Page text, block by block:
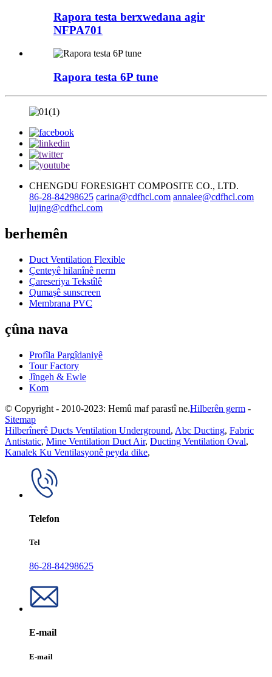
Rapora testa berxwedana agir
NFPA701
Rapora testa 6P tune
CHENGDU FORESIGHT COMPOSITE CO., LTD.
86-28-84298625 carina@cdfhcl.com annalee@cdfhcl.com
lujing@cdfhcl.com
berhemên
Duct Ventilation Flexible
Çenteyê hilanînê nerm
Çareseriya Tekstîlê
Qumaşê sunscreen
Membrana PVC
çûna nava
Profîla Pargîdaniyê
Tour Factory
Jîngeh & Ewle
Kom
© Copyright - 2010-2023: Hemû maf parastî ne.Hilberên germ -
Sitemap
Hilberînerê Ducts Ventilation Underground, Abc Ducting, Fabric
Antistatic, Mine Ventilation Duct Air, Ducting Ventilation Oval,
Kanalek Ku Ventilasyonê peyda dike,
Telefon
Tel
86-28-84298625
E-mail
E-mail